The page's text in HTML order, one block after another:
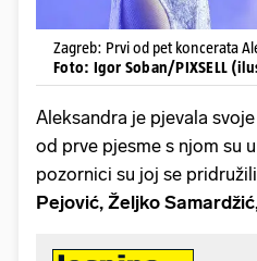
Zagreb: Prvi od pet koncerata
Foto: Igor Soban/PIXSELL
Aleksandra je pjevala
od prve pjesme s njom su
pozornici su joj se
Pejović, Željko